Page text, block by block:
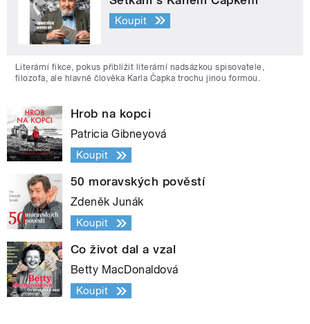
Koupit
Literární fikce, pokus přiblížit literární nadsázkou spisovatele,
filozofa, ale hlavně člověka Karla Čapka trochu jinou formou.
Hrob na kopci
Patricia Gibneyová
Koupit
50 moravských pověstí
Zdeněk Junák
Koupit
Co život dal a vzal
Betty MacDonaldová
Koupit